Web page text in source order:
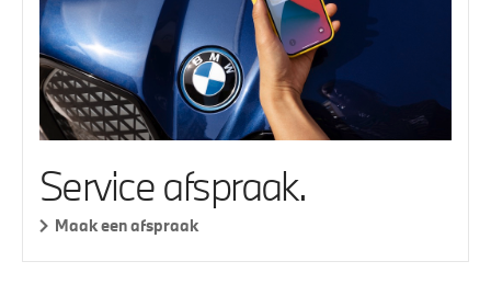
Service afspraak.
Maak een afspraak